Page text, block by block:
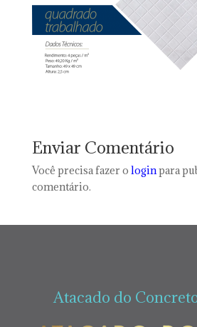
Enviar Comentário
Você precisa fazer o loginpara
comentário.
Atacado do